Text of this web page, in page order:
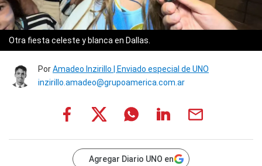
Otra fiesta celeste y blanca en Dallas.
PorAmadeo Inzirillo | Enviado especial de UNO
inzirillo.amadeo@grupoamerica.com.ar
Agregar Diario UNO en